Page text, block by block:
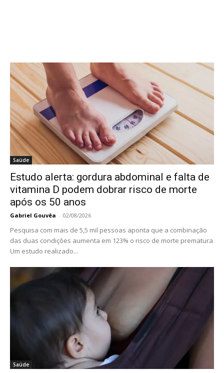
Saúde
Estudo alerta: gordura abdominal e falta de
vitamina D podem dobrar risco de morte
após os 50 anos
Gabriel Gouvêa - 02/08/2026
Pesquisa com mais de 5,5 mil pessoas aponta que a combinação
das duas condições aumenta em 123% o risco de morte prematura
Um estudo realizado...
Saúde